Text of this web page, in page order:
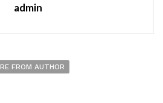
admin
FROM AUTHOR